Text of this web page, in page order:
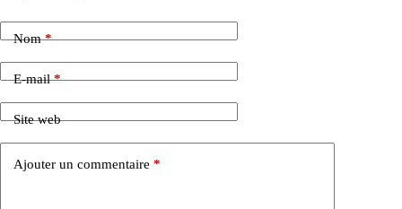
Nom*
E-mail*
Site web
Ajouter un commentaire *